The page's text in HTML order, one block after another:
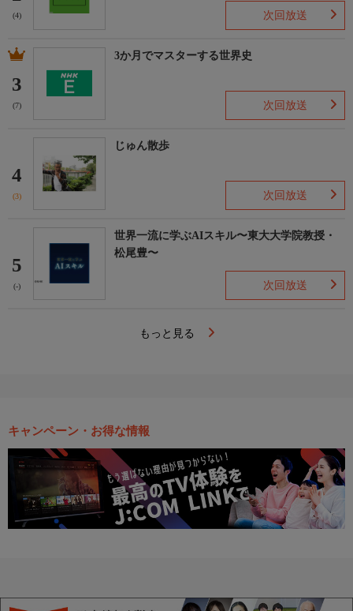
(4) 次回放送
3
(7)
3か月でマスターする世界史
次回放送
4
(3)
じゅん散歩
次回放送
5
(-)
世界一流に学ぶAIスキル〜東大大学院教授・
松尾豊〜
次回放送
もっと見る
キャンペーン・お得な情報